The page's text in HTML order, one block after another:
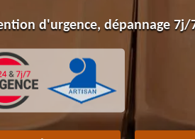
d'urgence, dépannage 7j/